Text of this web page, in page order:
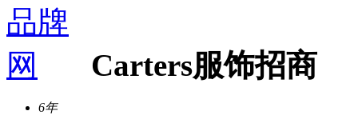
Carters服饰招商
6年